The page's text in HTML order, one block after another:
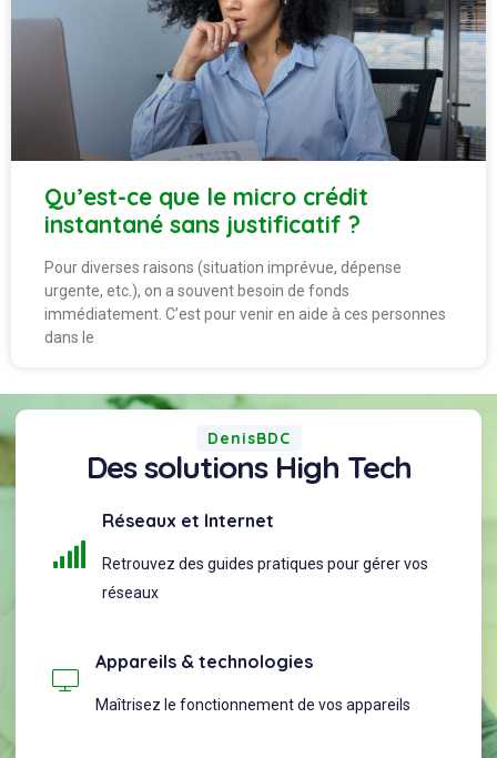
Qu’est-ce que le micro crédit
instantané sans justificatif ?
Pour diverses raisons (situation imprévue, dépense
urgente, etc.), on a souvent besoin de fonds
immédiatement. C’est pour venir en aide à ces personnes
dans le
DenisBDC
Des solutions High Tech
Réseaux et Internet
Retrouvez des guides pratiques pour gérer vos
réseaux
Appareils & technologies
Maîtrisez le fonctionnement de vos appareils